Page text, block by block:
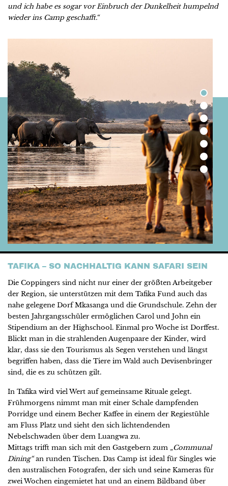
und ich habe es sogar vor Einbruch der Dunkelheit humpelnd
wieder ins Camp geschafft.“
TAFIKA – SO NACHHALTIG KANN SAFARI SEIN
Die Coppingers sind nicht nur einer der größten Arbeitgeber
der Region, sie unterstützen mit dem Tafika Fund auch das
nahe gelegene Dorf Mkasanga und die Grundschule. Zehn der
besten Jahrgangsschüler ermöglichen Carol und John ein
Stipendium an der Highschool. Einmal pro Woche ist Dorffest.
Blickt man in die strahlenden Augenpaare der Kinder, wird
klar, dass sie den Tourismus als Segen verstehen und längst
begriffen haben, dass die Tiere im Wald auch Devisenbringer
sind, die es zu schützen gilt.
In Tafika wird viel Wert auf gemeinsame Rituale gelegt.
Frühmorgens nimmt man mit einer Schale dampfenden
Porridge und einem Becher Kaffee in einem der Regiestühle
am Fluss Platz und sieht den sich lichtendenden
Nebelschwaden über dem Luangwa zu.
Mittags trifft man sich mit den Gastgebern zum „Communal
Dining“an runden Tischen. Das Camp ist ideal für Singles wie
den australischen Fotografen, der sich und seine Kameras für
zwei Wochen eingemietet hat und an einem Bildband über